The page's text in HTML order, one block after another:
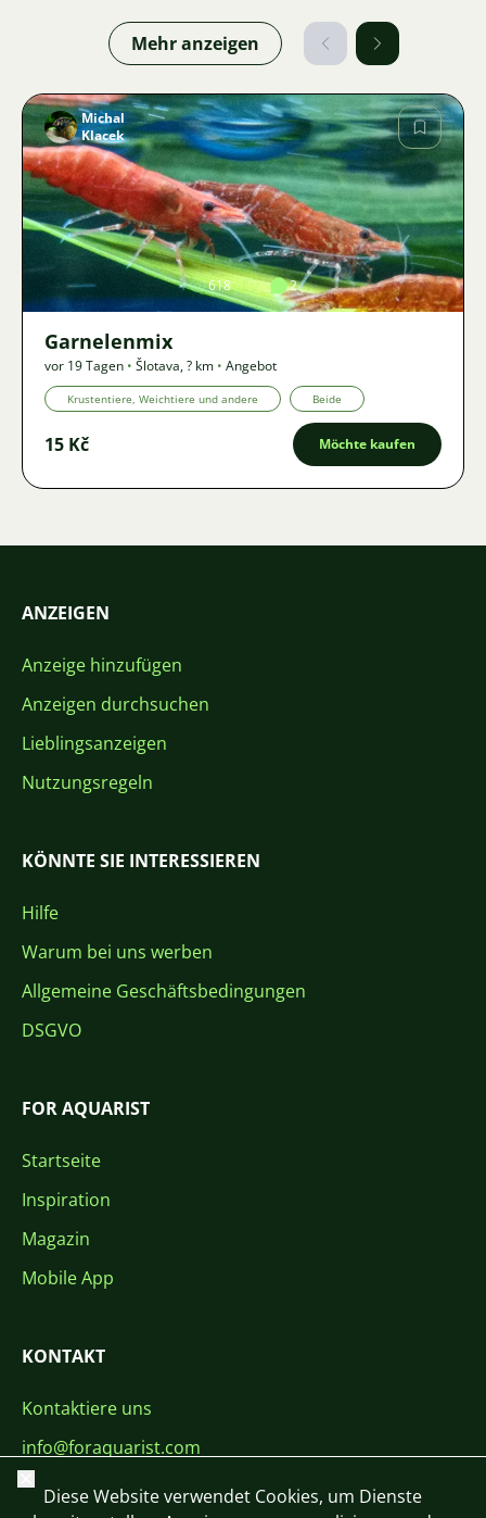
Mehr anzeigen
Bild
Michal
Klacek
618 2
Garnelenmix
vor 19 Tagen • Šlotava,? km • Angebot
Krustentiere, Weichtiere und andere Beide
15 Kč Möchte kaufen
ANZEIGEN
Anzeige hinzufügen
Anzeigen durchsuchen
Lieblingsanzeigen
Nutzungsregeln
KÖNNTE SIE INTERESSIEREN
Hilfe
Warum bei uns werben
Allgemeine Geschäftsbedingungen
DSGVO
FOR AQUARIST
Startseite
Inspiration
Magazin
Mobile App
KONTAKT
Kontaktiere uns
info@foraquarist.com
+420 603 449 602
Schließen
Diese Website verwendet Cookies, um Dienste